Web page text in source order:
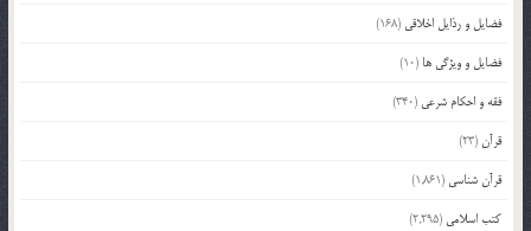
فضایل و رذایل اخلاقی (168)
فضایل و ویژگی ها (10)
فقه و احکام شرعی (340)
قرآن(23)
قرآن شناسی (1,861)
کتب اسلامی (2,295)